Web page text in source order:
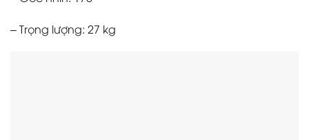
– Trọng lượng: 27 kg